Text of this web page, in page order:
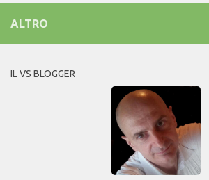
ALTRO
IL VS BLOGGER